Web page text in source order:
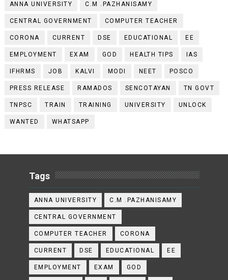
ANNA UNIVERSITY C.M .PAZHANISAMY
CENTRAL GOVERNMENT COMPUTER TEACHER
CORONA CURRENT DSE EDUCATIONAL EE
EMPLOYMENT EXAM GOD HEALTH TIPS IAS
IFHRMS JOB KALVI MODI NEET POSCO
PRESS RELEASE RAMADOS SENCOTAYAN TN GOVT
TNPSC TRAIN TRAINING UNIVERSITY UNLOCK
WANTED WHATSAPP
Tags
ANNA UNIVERSITY C.M .PAZHANISAMY
CENTRAL GOVERNMENT
COMPUTER TEACHER CORONA
CURRENT DSE EDUCATIONAL EE
EMPLOYMENT EXAM GOD